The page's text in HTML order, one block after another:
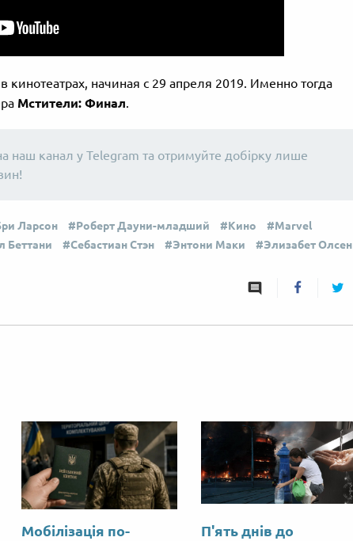
кинотеатрах, начиная с 29 апреля 2019. Именно тогда
Мстители: Финал.
наш канал у Telegram та отримуйте добірку лише
Ларсон Роберт Дауни-младший Кино
Marvel
Беттани Себастиан Стэн Энтони Маки Элизабет Олсен
Мобілізація по-
П'ять днів до